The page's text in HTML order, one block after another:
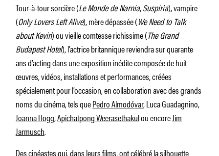
Tour-à-tour sorcière (Le Monde de Narnia,Suspiria), vampire
(Only Lovers Left Alive), mère dépassée (We Need to Talk
about Kevin) ou vieille comtesse richissime (The Grand
Budapest Hotel), l’actrice britannique reviendra sur quarante
ans d’acting dans une exposition inédite composée de huit
œuvres, vidéos, installations et performances, créées
spécialement pour l’occasion, en collaboration avec des grands
noms du cinéma, tels quePedro Almodóvar, Luca Guadagnino,
Joanna Hogg,Apichatpong Weerasethakulou encoreJim
Jarmusch.
Des cinéastes qui, dans leurs films, ont célébré la silhouette